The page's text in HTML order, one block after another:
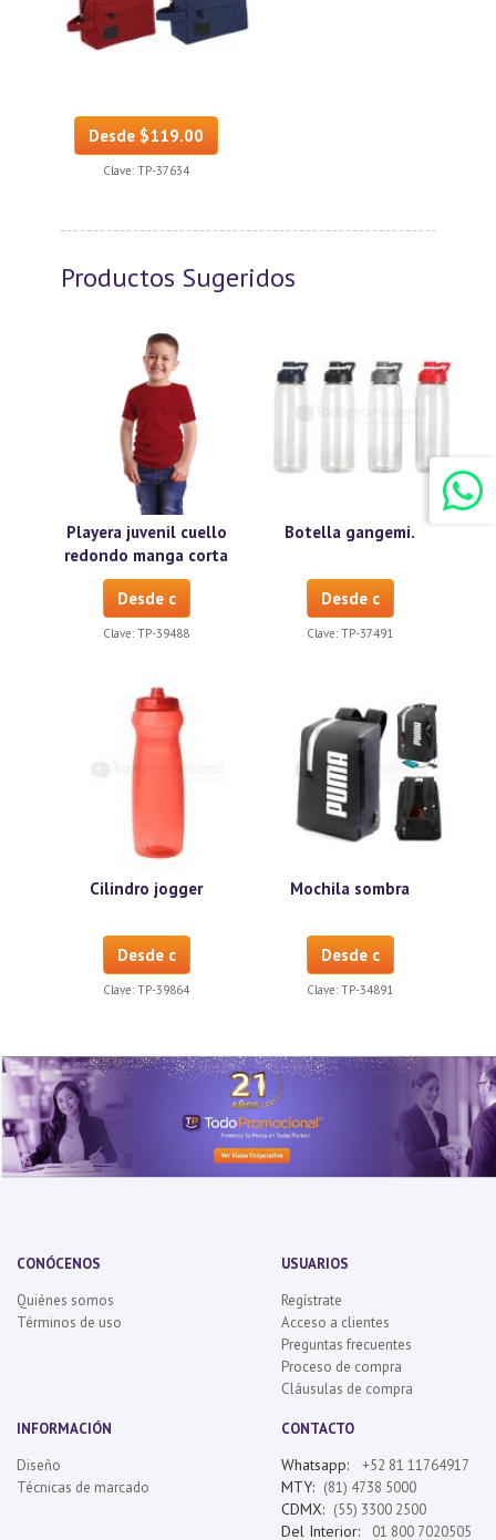
Desde $119.00
Clave: TP-37634
Productos Sugeridos
Playera juvenil cuello
redondo manga corta
Desde c
Clave: TP-39488
Botella gangemi.
Desde c
Clave: TP-37491
Cilindro jogger
Desde c
Clave: TP-39864
Mochila sombra
Desde c
Clave: TP-34891
CONÓCENOS
Quiénes somos
Términos de uso
USUARIOS
Regístrate
Acceso a clientes
Preguntas frecuentes
Proceso de compra
Cláusulas de compra
INFORMACIÓN
Diseño
Técnicas de marcado
CONTACTO
Whatsapp: +52 81 11764917
MTY: (81) 4738 5000
CDMX: (55) 3300 2500
Del Interior: 01 800 7020505